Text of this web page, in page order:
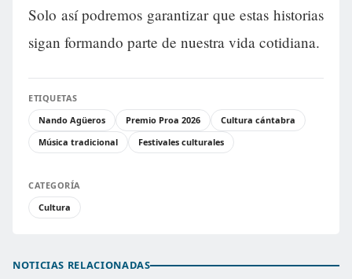
Solo así podremos garantizar que estas historias
sigan formando parte de nuestra vida cotidiana.
ETIQUETAS
Nando Agüeros
Premio Proa 2026
Cultura cántabra
Música tradicional
Festivales culturales
CATEGORÍA
Cultura
NOTICIAS RELACIONADAS